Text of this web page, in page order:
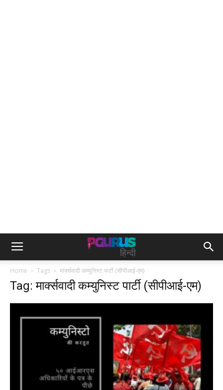
Home Tags मार्क्सवादी कम्युनिस्ट पार्टी (सीपीआई-एम)
Tag: मार्क्सवादी कम्युनिस्ट पार्टी (सीपीआई-एम)